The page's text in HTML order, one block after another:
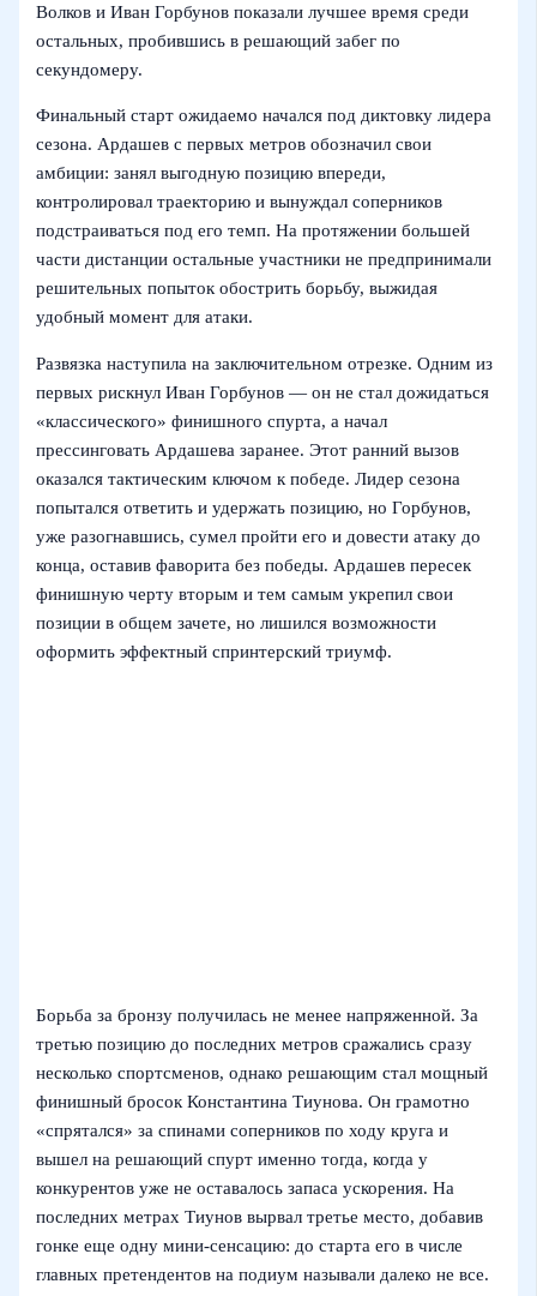
Волков и Иван Горбунов показали лучшее время среди
остальных, пробившись в решающий забег по
секундомеру.
Финальный старт ожидаемо начался под диктовку лидера
сезона. Ардашев с первых метров обозначил свои
амбиции: занял выгодную позицию впереди,
контролировал траекторию и вынуждал соперников
подстраиваться под его темп. На протяжении большей
части дистанции остальные участники не предпринимали
решительных попыток обострить борьбу, выжидая
удобный момент для атаки.
Развязка наступила на заключительном отрезке. Одним из
первых рискнул Иван Горбунов — он не стал дожидаться
«классического» финишного спурта, а начал
прессинговать Ардашева заранее. Этот ранний вызов
оказался тактическим ключом к победе. Лидер сезона
попытался ответить и удержать позицию, но Горбунов,
уже разогнавшись, сумел пройти его и довести атаку до
конца, оставив фаворита без победы. Ардашев пересек
финишную черту вторым и тем самым укрепил свои
позиции в общем зачете, но лишился возможности
оформить эффектный спринтерский триумф.
Борьба за бронзу получилась не менее напряженной. За
третью позицию до последних метров сражались сразу
несколько спортсменов, однако решающим стал мощный
финишный бросок Константина Тиунова. Он грамотно
«спрятался» за спинами соперников по ходу круга и
вышел на решающий спурт именно тогда, когда у
конкурентов уже не оставалось запаса ускорения. На
последних метрах Тиунов вырвал третье место, добавив
гонке еще одну мини-сенсацию: до старта его в числе
главных претендентов на подиум называли далеко не все.